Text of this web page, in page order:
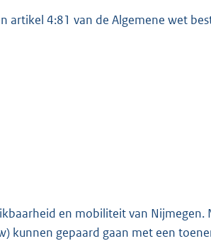
artikel 4:81 van de Algemene wet
en mobiliteit van Nijmegen.
kunnen gepaard gaan met een